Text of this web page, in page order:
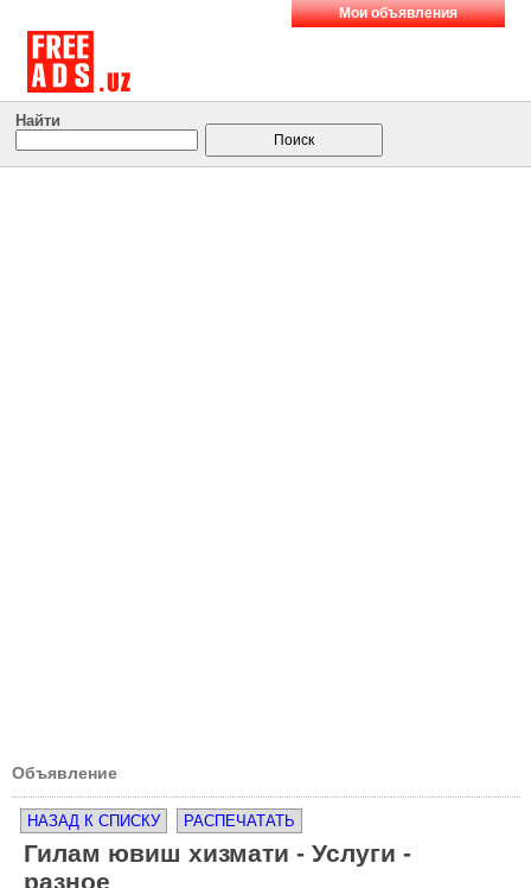
Мои объявления
Найти
Объявление
НАЗАД К СПИСКУ РАСПЕЧАТАТЬ
Гилам ювиш хизмати - Услуги -
разное